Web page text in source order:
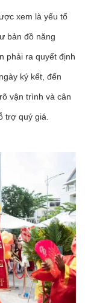
xem là yếu tố
bản đồ năng
phải ra quyết định
ký kết, đến
vận trình và cân
trợ quý giá.